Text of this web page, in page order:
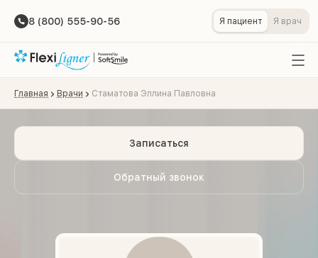
8 (800) 555-90-56 Я пациент Я врач
Главная Врачи Стаматова Эллина Павловна
Обратный звонок
Записаться